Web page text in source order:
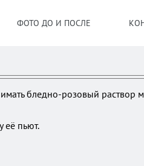
ФОТО ДО И ПОСЛЕ
бледно-розовый
её пьют.